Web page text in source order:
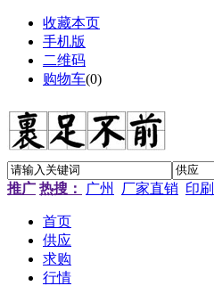
收藏本页
手机版
二维码
购物车(0)
推广 热搜： 广州 厂家直销 印刷
首页
供应
求购
行情